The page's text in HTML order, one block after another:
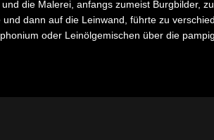
die Malerei, anfangs zumeist Burgbilder,
dann auf die Leinwand, führte zu
oder Leinölgemischen über die